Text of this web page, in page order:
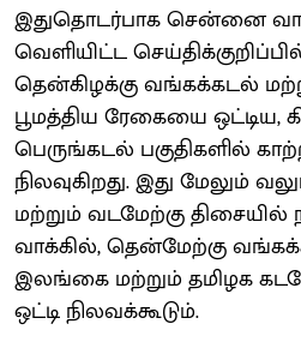
இதுதொடர்பாக சென்னை
வெளியிட்ட
தென்கிழக்கு வங்கக்கடல்
பூமத்திய ரேகையை ஒட்டிய,
பெருங்கடல் பகுதிகளில்
நிலவுகிறது. இது மேலும்
மற்றும் வடமேற்கு திசையில்
வாக்கில், தென்மேற்கு
இலங்கை மற்றும் தமிழக
ஒட்டி நிலவக்கூடும்.